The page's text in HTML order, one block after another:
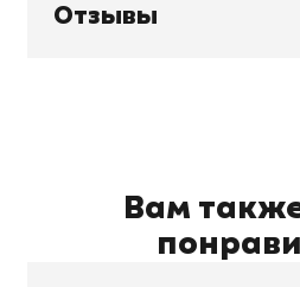
Отзывы
Вам